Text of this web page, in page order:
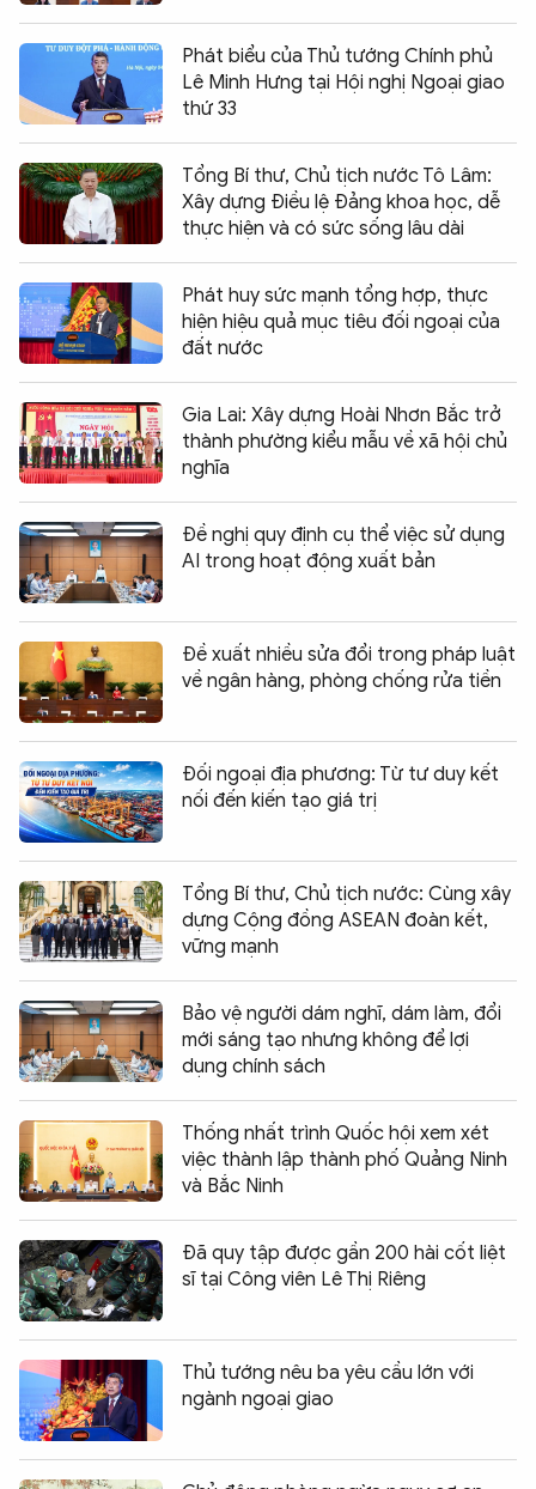
Chia sẻ: 0
Phát biểu của Thủ tướng Chính phủ
Lê Minh Hưng tại Hội nghị Ngoại giao
thứ 33
Tổng Bí thư, Chủ tịch nước Tô Lâm:
Xây dựng Điều lệ Đảng khoa học, dễ
thực hiện và có sức sống lâu dài
Phát huy sức mạnh tổng hợp, thực
hiện hiệu quả mục tiêu đối ngoại của
đất nước
Gia Lai: Xây dựng Hoài Nhơn Bắc trở
thành phường kiểu mẫu về xã hội chủ
nghĩa
Đề nghị quy định cụ thể việc sử dụng
AI trong hoạt động xuất bản
Đề xuất nhiều sửa đổi trong pháp luật
về ngân hàng, phòng chống rửa tiền
Đối ngoại địa phương: Từ tư duy kết
nối đến kiến tạo giá trị
Tổng Bí thư, Chủ tịch nước: Cùng xây
dựng Cộng đồng ASEAN đoàn kết,
vững mạnh
Bảo vệ người dám nghĩ, dám làm, đổi
mới sáng tạo nhưng không để lợi
dụng chính sách
Thống nhất trình Quốc hội xem xét
việc thành lập thành phố Quảng Ninh
và Bắc Ninh
Đã quy tập được gần 200 hài cốt liệt
sĩ tại Công viên Lê Thị Riêng
Thủ tướng nêu ba yêu cầu lớn với
ngành ngoại giao